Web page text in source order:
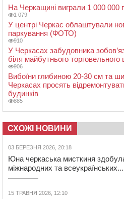
На Черкащині виграли 1 000 000
1 079
У центрі Черкас облаштували
паркування (ФОТО)
910
У Черкасах забудовника
біля майбутнього
906
Вибоїни глибиною 20-30 см та
Черкасах просять
будинків
885
СХОЖІ НОВИНИ
03 БЕРЕЗНЯ 2026, 20:18
Юна черкаська мисткиня
міжнародних та всеукраїнських...
15 ТРАВНЯ 2026, 12:10